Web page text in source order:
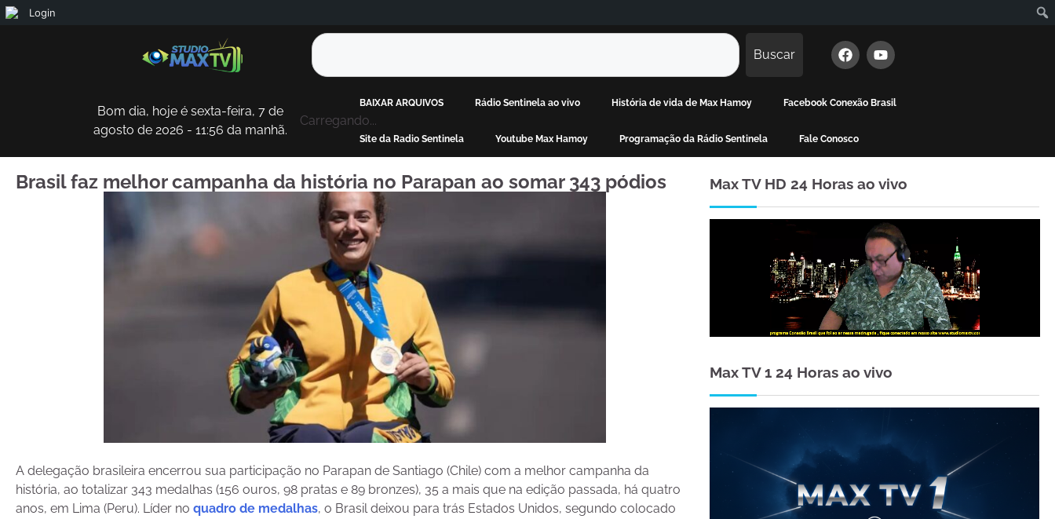
Buscar
Bom dia, hoje é sexta-feira, 7 de
agosto de 2026 - 11:56 da manhã.
Carregando...
BAIXAR ARQUIVOS Rádio Sentinela ao vivo História de vida de Max Hamoy Facebook Conexão Brasil
Site da Radio Sentinela Youtube Max Hamoy Programação da Rádio Sentinela Fale Conosco
Brasil faz melhor campanha da história no Parapan ao somar 343 pódios
A delegação brasileira encerrou sua participação no Parapan de Santiago (Chile) com a melhor campanha da
história, ao totalizar 343 medalhas (156 ouros, 98 pratas e 89 bronzes), 35 a mais que na edição passada, há quatro
anos, em Lima (Peru). Líder no quadro de medalhas, o Brasil deixou para trás Estados Unidos, segundo colocado
Max TV HD 24 Horas ao vivo
Max TV 1 24 Horas ao vivo
Login